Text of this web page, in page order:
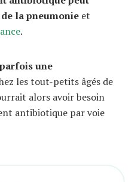
la pneumonie et
.
parfois une
les tout-petits âgés de
alors avoir besoin
antibiotique par voie